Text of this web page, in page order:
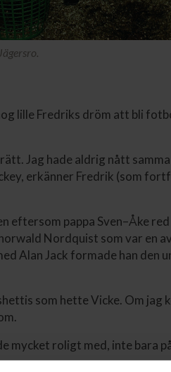
lille Fredriks dröm att bli
Jag hade aldrig nått
erkänner Fredrik (som
eftersom pappa Sven–Åke
Nordquist som var en
Alan Jack formade han den
som hette Vicke. Om jag
mycket roligt med, inte bara